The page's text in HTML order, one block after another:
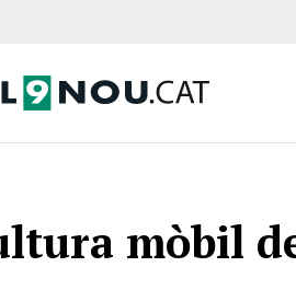
mòbil